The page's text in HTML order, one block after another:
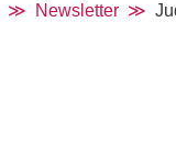
Newsletter